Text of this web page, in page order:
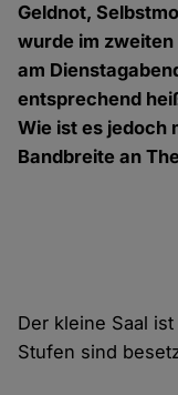
Geldnot,
wurde im zweiten
am
entsprechend
Wie ist es jedoch
Bandbreite an
Der kleine Saal
Stufen sind